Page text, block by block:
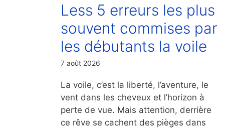
Less 5 erreurs les plus
souvent commises par
les débutants la voile
7 août 2026
La voile, c’est la liberté, l’aventure, le
vent dans les cheveux et l’horizon à
perte de vue. Mais attention, derrière
ce rêve se cachent des pièges dans